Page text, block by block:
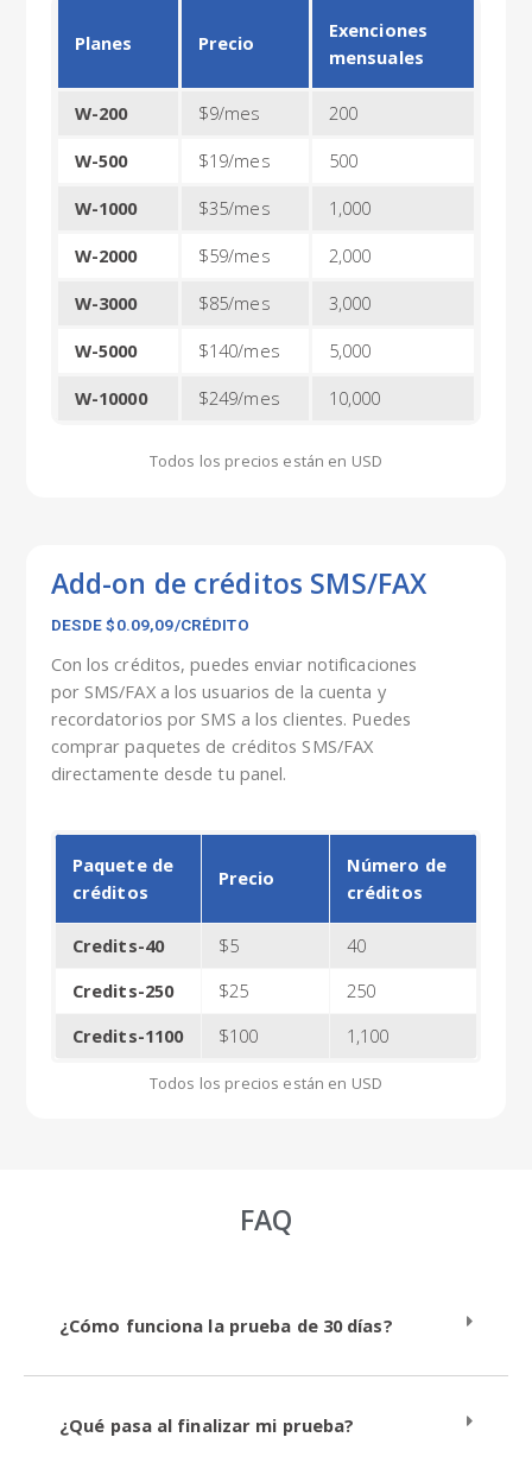
Planes Precio
Exenciones
mensuales
W-200 $9/mes
200
W-500
$19/mes
500
W-1000
$35/mes
1,000
W-2000
$59/mes
2,000
W-3000
$85/mes
3,000
W-5000
$140/mes
5,000
W-10000
$249/mes 10,000
Todos los precios están en USD
Add-on de créditos SMS/FAX
DESDE $0.09,09/CRÉDITO
Con los créditos, puedes enviar notificaciones
por SMS/FAX a los usuarios de la cuenta y
recordatorios por SMS a los clientes. Puedes
comprar paquetes de créditos SMS/FAX
directamente desde tu panel.
Paquete de
créditos
Precio
Número de
créditos
Credits-40 $5
40
Credits-250
$25
250
Credits-1100
$100 1,100
Todos los precios están en USD
FAQ
¿Cómo funciona la prueba de 30 días?
¿Qué pasa al finalizar mi prueba?